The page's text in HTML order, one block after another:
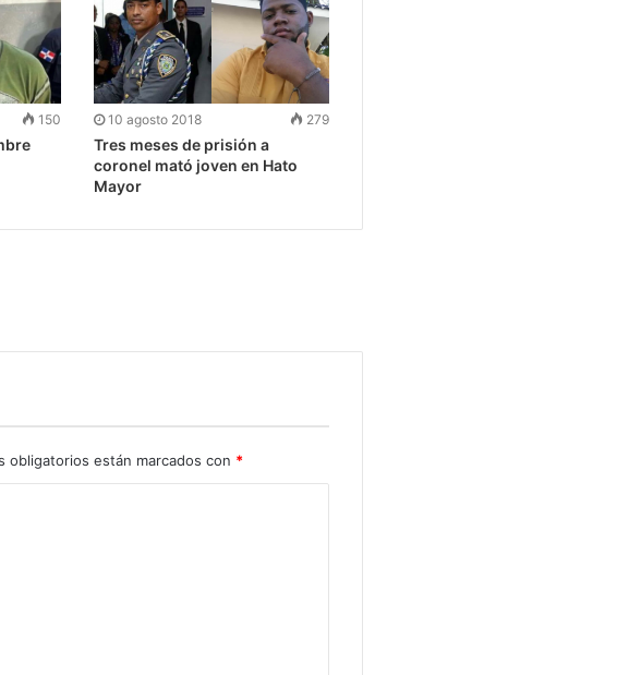
150 10 agosto 2018 279
Tres meses de prisión a
coronel mató joven en Hato
Mayor
obligatorios están marcados con *